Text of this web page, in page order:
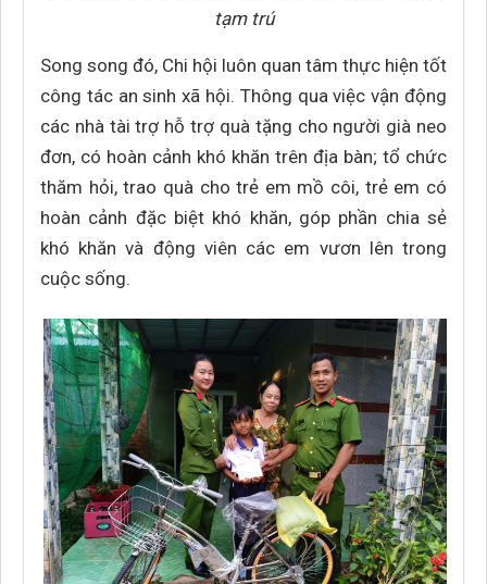
tạm trú
Song song đó, Chi hội luôn quan tâm thực hiện tốt
công tác an sinh xã hội. Thông qua việc vận động
các nhà tài trợ hỗ trợ quà tặng cho người già neo
đơn, có hoàn cảnh khó khăn trên địa bàn; tổ chức
thăm hỏi, trao quà cho trẻ em mồ côi, trẻ em có
hoàn cảnh đặc biệt khó khăn, góp phần chia sẻ
khó khăn và động viên các em vươn lên trong
cuộc sống.